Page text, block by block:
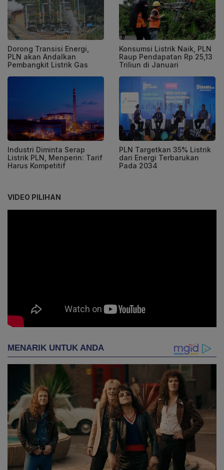
Dorong Transisi Energi,
PLN akan Andalkan
Pembangkit Listrik Gas
Konsumsi Listrik Naik, PLN
Raup Pendapatan Rp 25,13
Triliun di Januari
Industri Diminta Serap
Listrik PLN, Menperin: Tarif
Harus Kompetitif
PLN Targetkan 35% Listrik
dari Energi Terbarukan
Pada 2034
VIDEO PILIHAN